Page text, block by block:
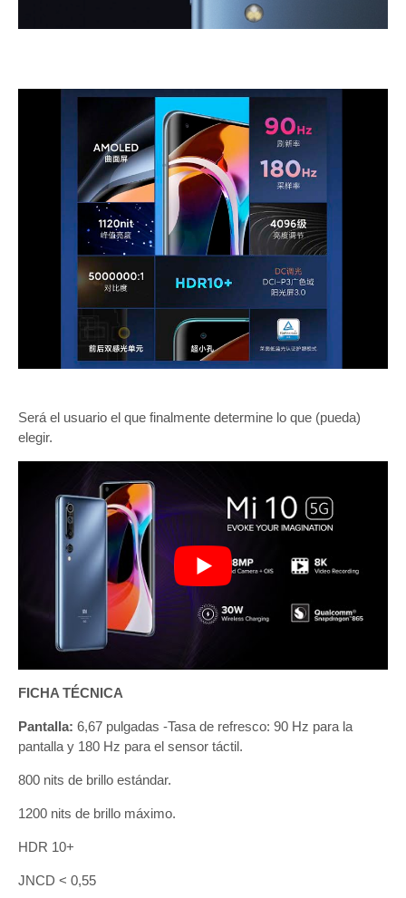
Será el usuario el que finalmente determine lo que (pueda)
elegir.
FICHA TÉCNICA
Pantalla: 6,67 pulgadas -Tasa de refresco: 90 Hz para la
pantalla y 180 Hz para el sensor táctil.
800 nits de brillo estándar.
1200 nits de brillo máximo.
HDR 10+
JNCD < 0,55